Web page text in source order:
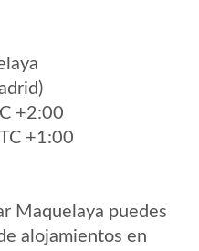
+2:00
+1:00
Maquelaya puedes
alojamientos en